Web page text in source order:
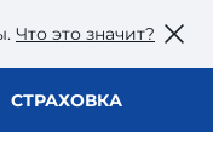
Что это значит?
СТРАХОВКА